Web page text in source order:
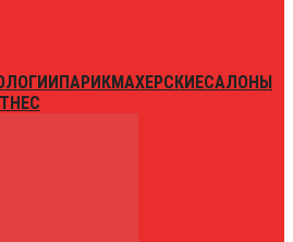
ПАРИКМАХЕРСКИЕСАЛОНЫ